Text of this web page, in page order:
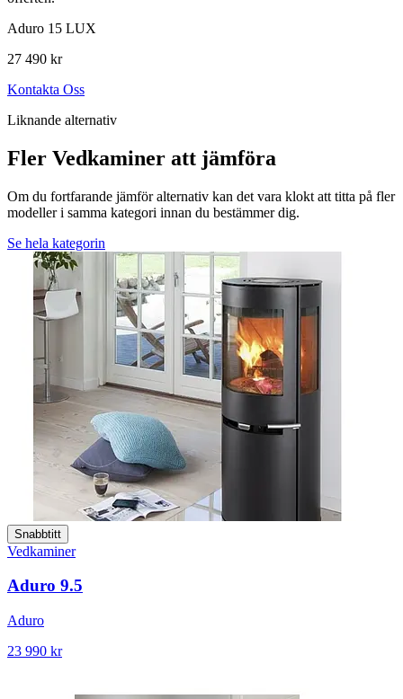
Aduro 15 LUX
27 490 kr
Kontakta Oss
Liknande alternativ
Fler Vedkaminer att jämföra
Om du fortfarande jämför alternativ kan det vara klokt att titta på fler
modeller i samma kategori innan du bestämmer dig.
Se hela kategorin
Snabbtitt
Vedkaminer
Aduro 9.5
Aduro
23 990 kr